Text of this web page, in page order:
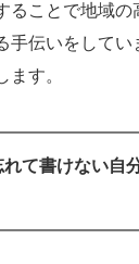
ることで地域
伝いをしてい
す。
て書けない自